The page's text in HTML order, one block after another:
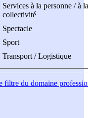
Services à la personne / à la
collectivité
Spectacle
Sport
Transport / Logistique
filtre du domaine